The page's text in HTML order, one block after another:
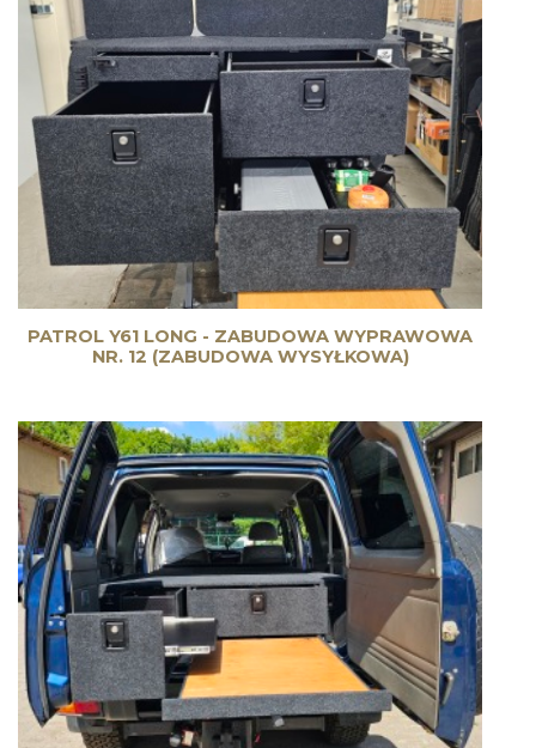
PATROL Y61 LONG - ZABUDOWA WYPRAWOWA
NR. 12 (ZABUDOWA WYSYŁKOWA)